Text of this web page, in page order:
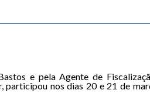
e pela Agente de
nos dias 20 e 21 de